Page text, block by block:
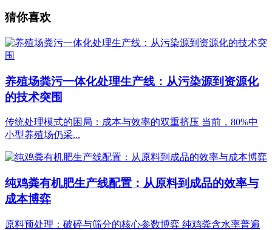
猜你喜欢
养殖场粪污一体化处理生产线：从污染源到资源化
的技术突围
传统处理模式的困局：成本与效率的双重挤压 当前，80%中
小型养殖场仍采...
纯鸡粪有机肥生产线配置：从原料到成品的效率与
成本博弈
原料预处理：破碎与筛分的核心参数博弈 纯鸡粪含水率普遍